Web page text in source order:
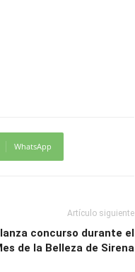
WhatsApp
Artículo siguiente
concurso durante el
de la Belleza de Sirena